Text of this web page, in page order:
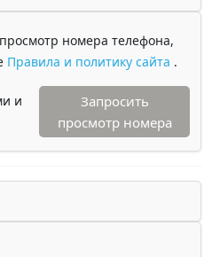
номера телефона,
Правила и политику сайта .
и
Запросить
просмотр номера